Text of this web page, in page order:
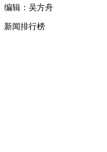
编辑：吴方舟
新闻排行榜